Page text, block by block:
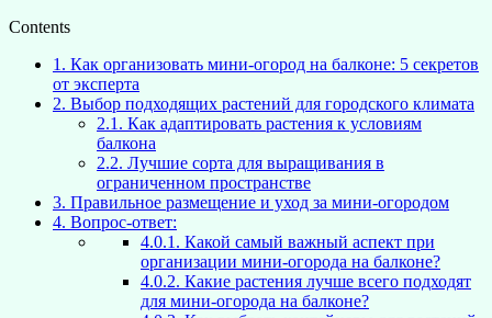
Contents
1. Как организовать мини-огород на балконе: 5 секретов
от эксперта
2. Выбор подходящих растений для городского климата
2.1. Как адаптировать растения к условиям
балкона
2.2. Лучшие сорта для выращивания в
ограниченном пространстве
3. Правильное размещение и уход за мини-огородом
4. Вопрос-ответ:
4.0.1. Какой самый важный аспект при
организации мини-огорода на балконе?
4.0.2. Какие растения лучше всего подходят
для мини-огорода на балконе?